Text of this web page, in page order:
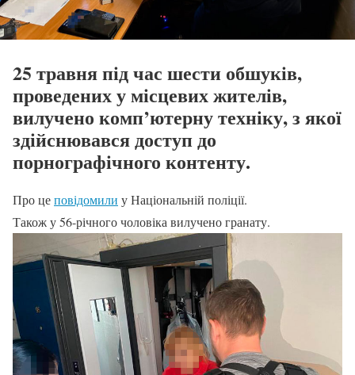
25 травня під час шести обшуків,
проведених у місцевих жителів,
вилучено комп’ютерну техніку, з якої
здійснювався доступ до
порнографічного контенту.
Про цеповідомили у Національній поліції.
Також у 56-річного чоловіка вилучено гранату.